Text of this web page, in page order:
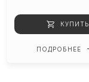
КУПИТЬ
ПОДРОБНЕЕ